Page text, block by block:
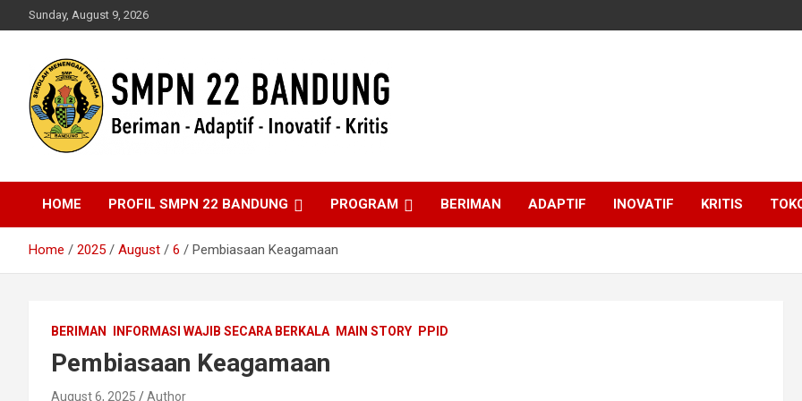
to
Sunday, August 9, 2026
SMPN 22 Bandung
HOME PROFIL SMPN 22 BANDUNG PROGRAM BERIMAN ADAPTIF INOVATIF KRITIS
Home 2025 August 6 Pembiasaan Keagamaan
BERIMAN INFORMASI WAJIB SECARA BERKALA MAIN STORY PPID
Pembiasaan Keagamaan
August 6, 2025 Author